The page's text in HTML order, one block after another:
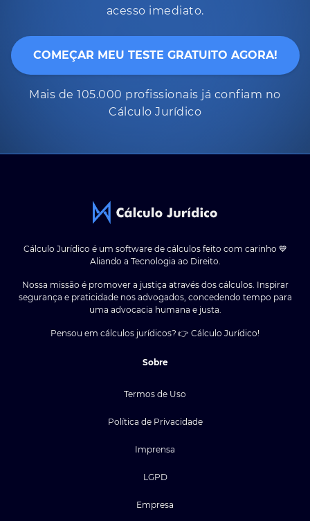
acesso imediato.
COMEÇAR MEU TESTE GRATUITO AGORA!
Mais de 105.000 profissionais já confiam no
Cálculo Jurídico
Cálculo Jurídico é um software de cálculos feito com carinho 💙
Aliando a Tecnologia ao Direito.
Nossa missão é promover a justiça através dos cálculos. Inspirar
segurança e praticidade nos advogados, concedendo tempo para
uma advocacia humana e justa.
Pensou em cálculos jurídicos? 👉 Cálculo Jurídico!
Sobre
Termos de Uso
Política de Privacidade
Imprensa
LGPD
Empresa